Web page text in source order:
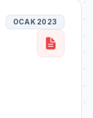
OCAK 2023